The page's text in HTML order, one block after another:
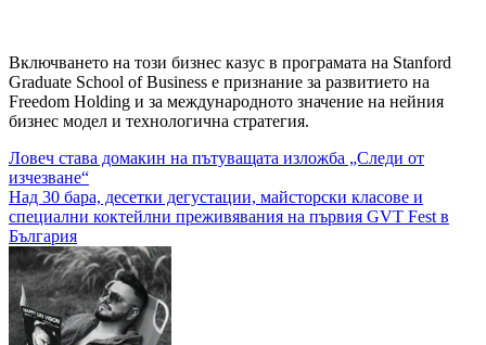
Включването на този бизнес казус в програмата на Stanford
Graduate School of Business е признание за развитието на
Freedom Holding и за международното значение на нейния
бизнес модел и технологична стратегия.
Навигация
Ловеч става домакин на пътуващата изложба „Следи от
изчезване“
Над 30 бара, десетки дегустации, майсторски класове и
специални коктейлни преживявания на първия GVT Fest в
България